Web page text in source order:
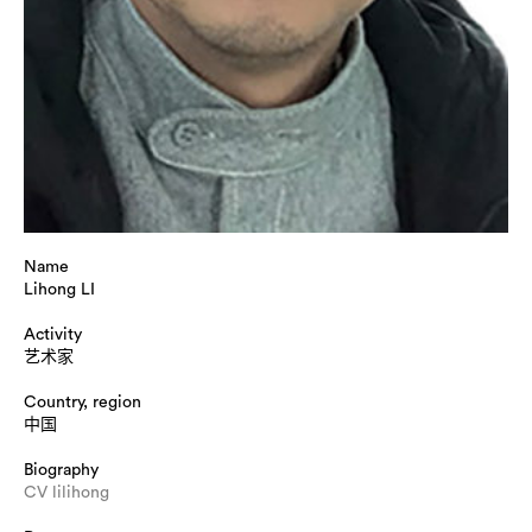
Name
Lihong LI
Activity
艺术家
Country, region
中国
Biography
CV lilihong